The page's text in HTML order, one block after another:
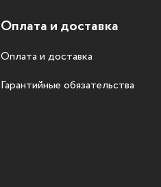
Оплата и доставка
Оплата и доставка
Гарантийные обязательства